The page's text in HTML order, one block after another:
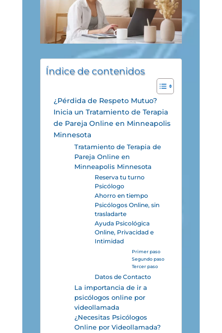
Índice de contenidos
¿Pérdida de Respeto Mutuo?
Inicia un Tratamiento de Terapia
de Pareja Online en Minneapolis
Minnesota
Tratamiento de Terapia de
Pareja Online en
Minneapolis Minnesota
Reserva tu turno
Psicólogo
Ahorro en tiempo
Psicólogos Online, sin
trasladarte
Ayuda Psicológica
Online, Privacidad e
Intimidad
Primer paso
Segundo paso
Tercer paso
Datos de Contacto
La importancia de ir a
psicólogos online por
videollamada
¿Necesitas Psicólogos
Online por Videollamada?